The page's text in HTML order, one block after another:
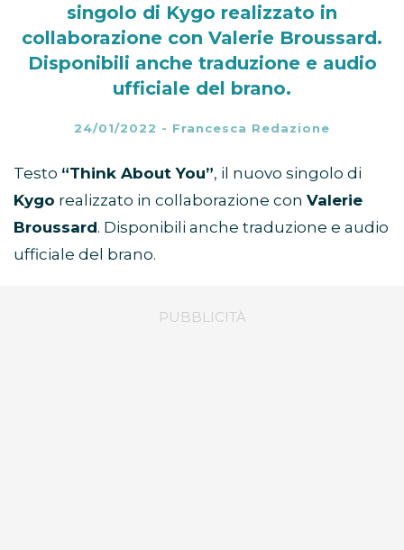
singolo di Kygo realizzato in
collaborazione con Valerie Broussard.
Disponibili anche traduzione e audio
ufficiale del brano.
24/01/2022 - Francesca Redazione
Testo “Think About You”, il nuovo singolo di
Kygo realizzato in collaborazione con Valerie
Broussard. Disponibili anche traduzione e audio
ufficiale del brano.